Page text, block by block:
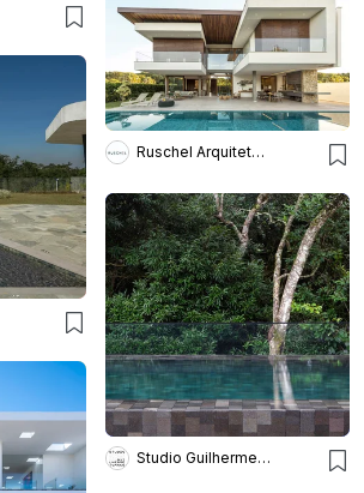
Ruschel Arquitetura e Urbanism
Studio Guilherme Torres